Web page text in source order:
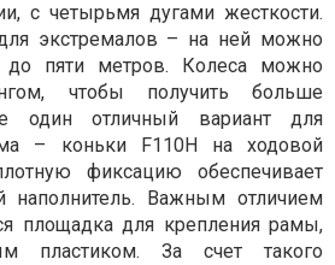
с четырьмя дугами жесткости.
экстремалов – на ней можно
до пяти метров. Колеса можно
чтобы получить больше
один отличный вариант для
– коньки F110H на ходовой
фиксацию обеспечивает
Важным отличием
площадка для крепления рамы,
пластиком. За счет такого